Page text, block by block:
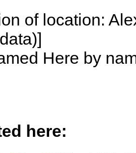
of location:
Here by
here: